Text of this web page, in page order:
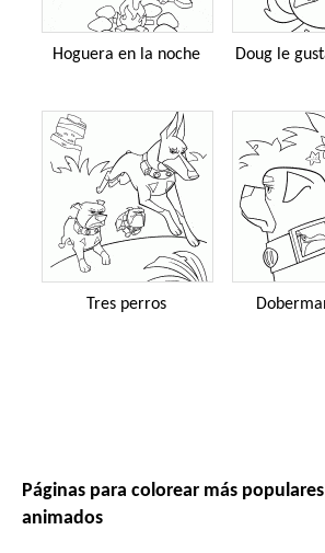
Hoguera en la noche Doug le
Tres perros
Páginas para colorear más
animados